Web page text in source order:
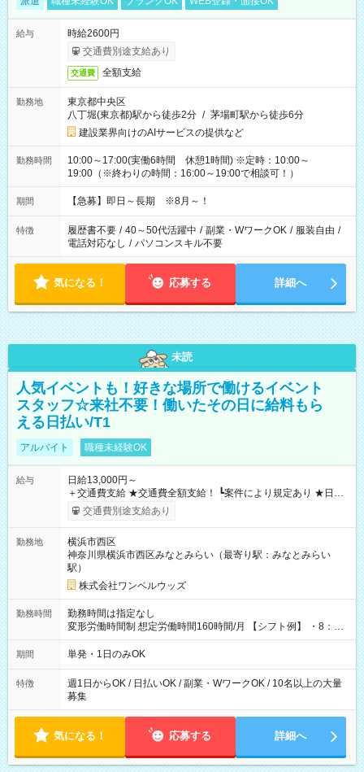
給与
時給2600円
交通費別途支給あり
交通費 全額支給
勤務地
東京都中央区
八丁堀(東京都)駅から徒歩2分 / 茅場町駅から徒歩6分
建設業界向けのAIサービスの提供など
勤務時間
10:00～17:00(実働6時間 休憩1時間) ※定時：10:00～
19:00（※終わりの時間：16:00～19:00で相談可！）
期間 【急募】即日～長期 ※8月～！
特徴 履歴書不要 / 40～50代活躍中 / 副業・WワークOK / 服装自由 /
電話対応なし / パソコンスキル不要
気になる！ 応募する 詳細へ
未読
人気イベントも！好きな場所で働けるイベント
スタッフ☆来社不要！働いたその日に給料もら
える日払い/T1
アルバイト 職種未経験OK
給与
日給13,000円～
＋交通費支給 ★交通費全額支給！ ┗案件により規定あり ★日払
いOK！（規定あり） ┗働いたその日に現金GET♪ お仕事後はコ
ンビニATMから 日払い分を引き落とせます！ 【試用期間】試
交通費別途支給あり
勤務地
横浜市西区
神奈川県横浜市西区みなとみらい（最寄り駅：みなとみらい
駅）
株式会社ワンベルウッズ
勤務時間
勤務時間は指定なし
変形労働時間制 想定労働時間160時間/月 【シフト例】 ・8：00
～21：00
期間 単発・1日のみOK
特徴
週1日からOK / 日払いOK / 副業・WワークOK / 10名以上の大量
募集
気になる！ 応募する 詳細へ